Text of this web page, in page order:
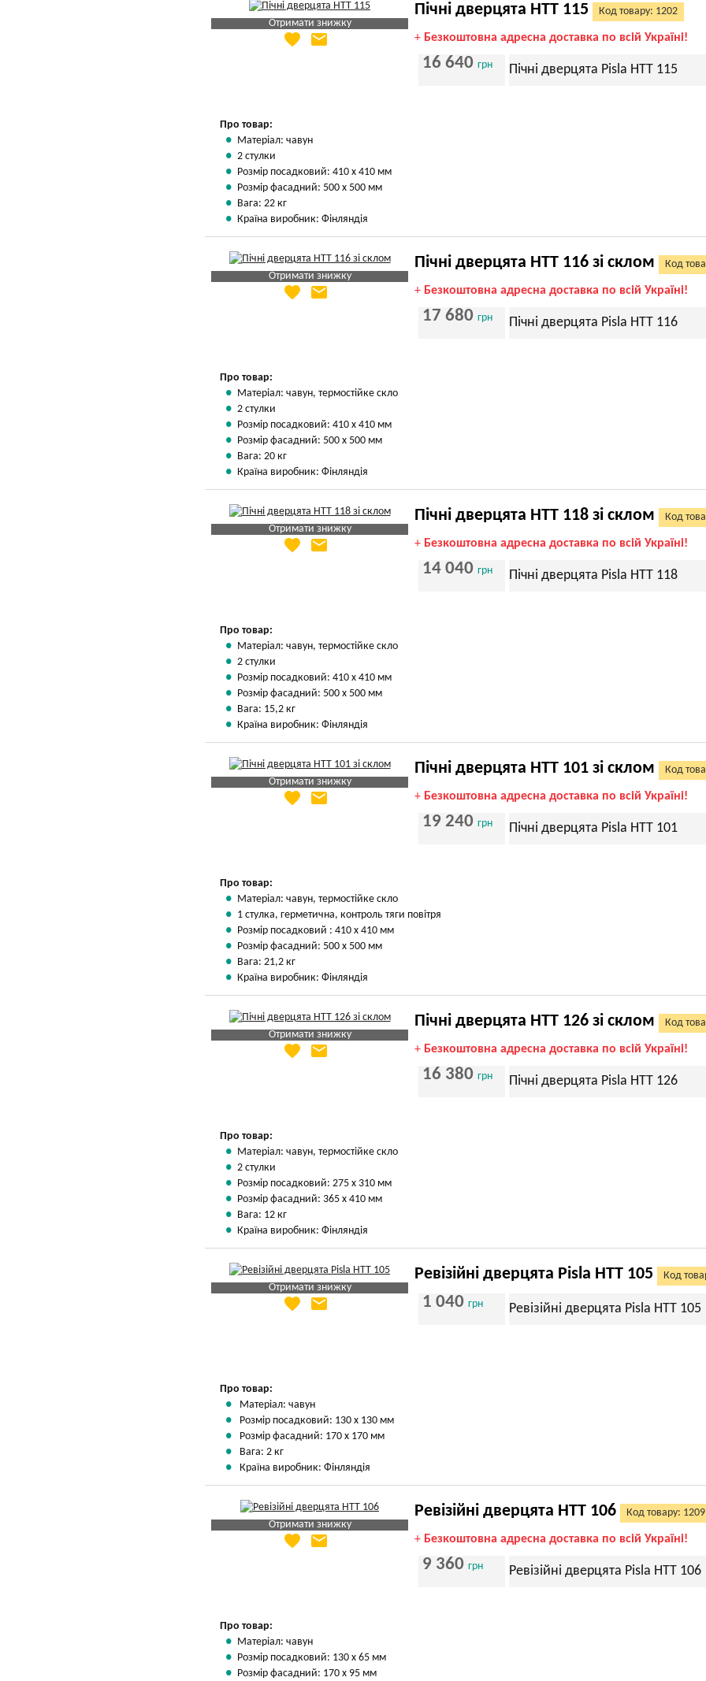
Отримати знижку
Яка Ваша ціна
favorite email
Пічні дверцята HTT 115 Код товару: 1202
+ Безкоштовна адресна доставка по всій Україні!
16 640 грн Пічні дверцята Pisla HTT 115
Про товар:
Матеріал: чавун
2 стулки
Розмір посадковий: 410 х 410 мм
Розмір фасадний: 500 х 500 мм
Вага: 22 кг
Країна виробник: Фінляндія
Отримати знижку
Яка Ваша ціна
favorite email
Пічні дверцята HTT 116 зі склом Код
+ Безкоштовна адресна доставка по всій Україні!
17 680 грн Пічні дверцята Pisla HTT 116
Про товар:
Матеріал: чавун, термостійке скло
2 стулки
Розмір посадковий: 410 х 410 мм
Розмір фасадний: 500 х 500 мм
Вага: 20 кг
Країна виробник: Фінляндія
Отримати знижку
Яка Ваша ціна
favorite email
Пічні дверцята HTT 118 зі склом Код
+ Безкоштовна адресна доставка по всій Україні!
14 040 грн Пічні дверцята Pisla HTT 118
Про товар:
Матеріал: чавун, термостійке скло
2 стулки
Розмір посадковий: 410 х 410 мм
Розмір фасадний: 500 х 500 мм
Вага: 15,2 кг
Країна виробник: Фінляндія
Отримати знижку
Яка Ваша ціна
favorite email
Пічні дверцята HTT 101 зі склом Код
+ Безкоштовна адресна доставка по всій Україні!
19 240 грн Пічні дверцята Pisla HTT 101
Про товар:
Матеріал: чавун, термостійке скло
1 стулка, герметична, контроль тяги повітря
Розмір посадковий : 410 х 410 мм
Розмір фасадний: 500 х 500 мм
Вага: 21,2 кг
Країна виробник: Фінляндія
Отримати знижку
Яка Ваша ціна
favorite email
Пічні дверцята HTT 126 зі склом Код
+ Безкоштовна адресна доставка по всій Україні!
16 380 грн Пічні дверцята Pisla HTT 126
Про товар:
Матеріал: чавун, термостійке скло
2 стулки
Розмір посадковий: 275 х 310 мм
Розмір фасадний: 365 х 410 мм
Вага: 12 кг
Країна виробник: Фінляндія
Отримати знижку
Яка Ваша ціна
favorite email
Ревізійні дверцята Pisla HTT 105 Код
1 040 грн Ревізійні дверцята Pisla HTT 105
Про товар:
Матеріал: чавун
Розмір посадковий: 130 х 130 мм
Розмір фасадний: 170 х 170 мм
Вага: 2 кг
Країна виробник: Фінляндія
Отримати знижку
Яка Ваша ціна
favorite email
Ревізійні дверцята HTT 106 Код товару: 1209
+ Безкоштовна адресна доставка по всій Україні!
9 360 грн Ревізійні дверцята Pisla HTT 106
Про товар:
Матеріал: чавун
Розмір посадковий: 130 х 65 мм
Розмір фасадний: 170 х 95 мм